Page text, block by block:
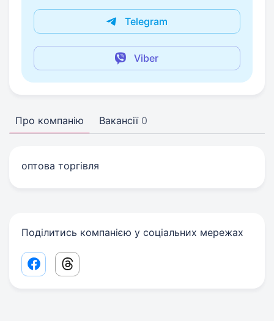
Telegram
Viber
Про компанію Вакансії 0
оптова торгівля
Поділитись компанією у соціальних мережах
Facebook share link
Threads share link